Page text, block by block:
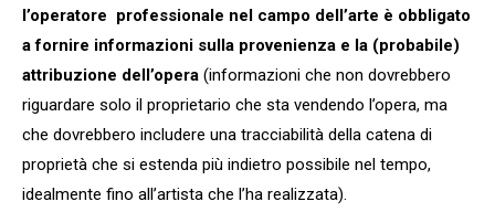
l’operatore professionale nel campo dell’arte è obbligato
a fornire informazioni sulla provenienza e la (probabile)
attribuzione dell’opera (informazioni che non dovrebbero
riguardare solo il proprietario che sta vendendo l’opera, ma
che dovrebbero includere una tracciabilità della catena di
proprietà che si estenda più indietro possibile nel tempo,
idealmente fino all’artista che l’ha realizzata).